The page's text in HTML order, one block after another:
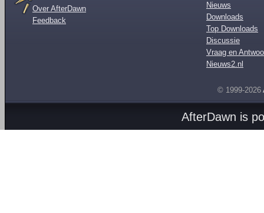
Over AfterDawn
Feedback
Nieuws
Downloads
Top Downloads
Discussie
Vraag en
Nieuws2.nl
© 1999-2026
AfterDawn is